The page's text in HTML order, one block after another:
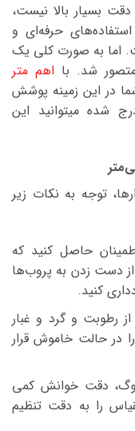
بسیار بالا نیست،
حرفه‌ای و
اما به صورت کلی یک
شد. با اهم متر
در این زمینه پوشش
شده میتوانید این
توجه به نکات زیر
حاصل کنید که
دست زدن به پروب‌ها
کنید.
رطوبت و گرد و غبار
در حالت خاموش قرار
دقت خوانش کمی
را به دقت تنظیم